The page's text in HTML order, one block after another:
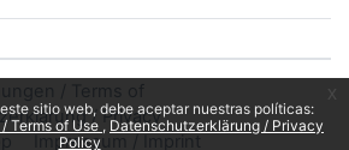
sitio web, debe aceptar nuestras políticas:
Terms of Use
Datenschutzerklärung / Privacy
Policy
/ Privacy
Impressum / Imprint